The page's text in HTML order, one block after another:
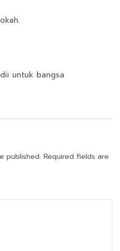
untuk bangsa
published. Required fields are